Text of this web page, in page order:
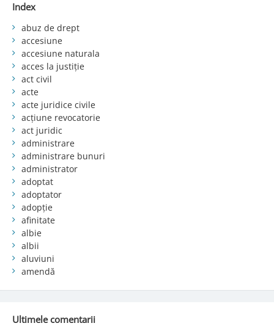
Index
abuz de drept
accesiune
accesiune naturala
acces la justiție
act civil
acte
acte juridice civile
acțiune revocatorie
act juridic
administrare
administrare bunuri
administrator
adoptat
adoptator
adopție
afinitate
albie
albii
aluviuni
amendă
Ultimele comentarii